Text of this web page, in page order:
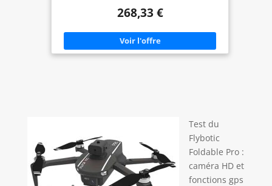
mise au point : 1,5 m Système zoom de type rotatif
Longueur : 71 x 122 mm Poids : 480 g
268,33 €
Test du
Flybotic
Foldable Pro :
caméra HD et
fonctions gps